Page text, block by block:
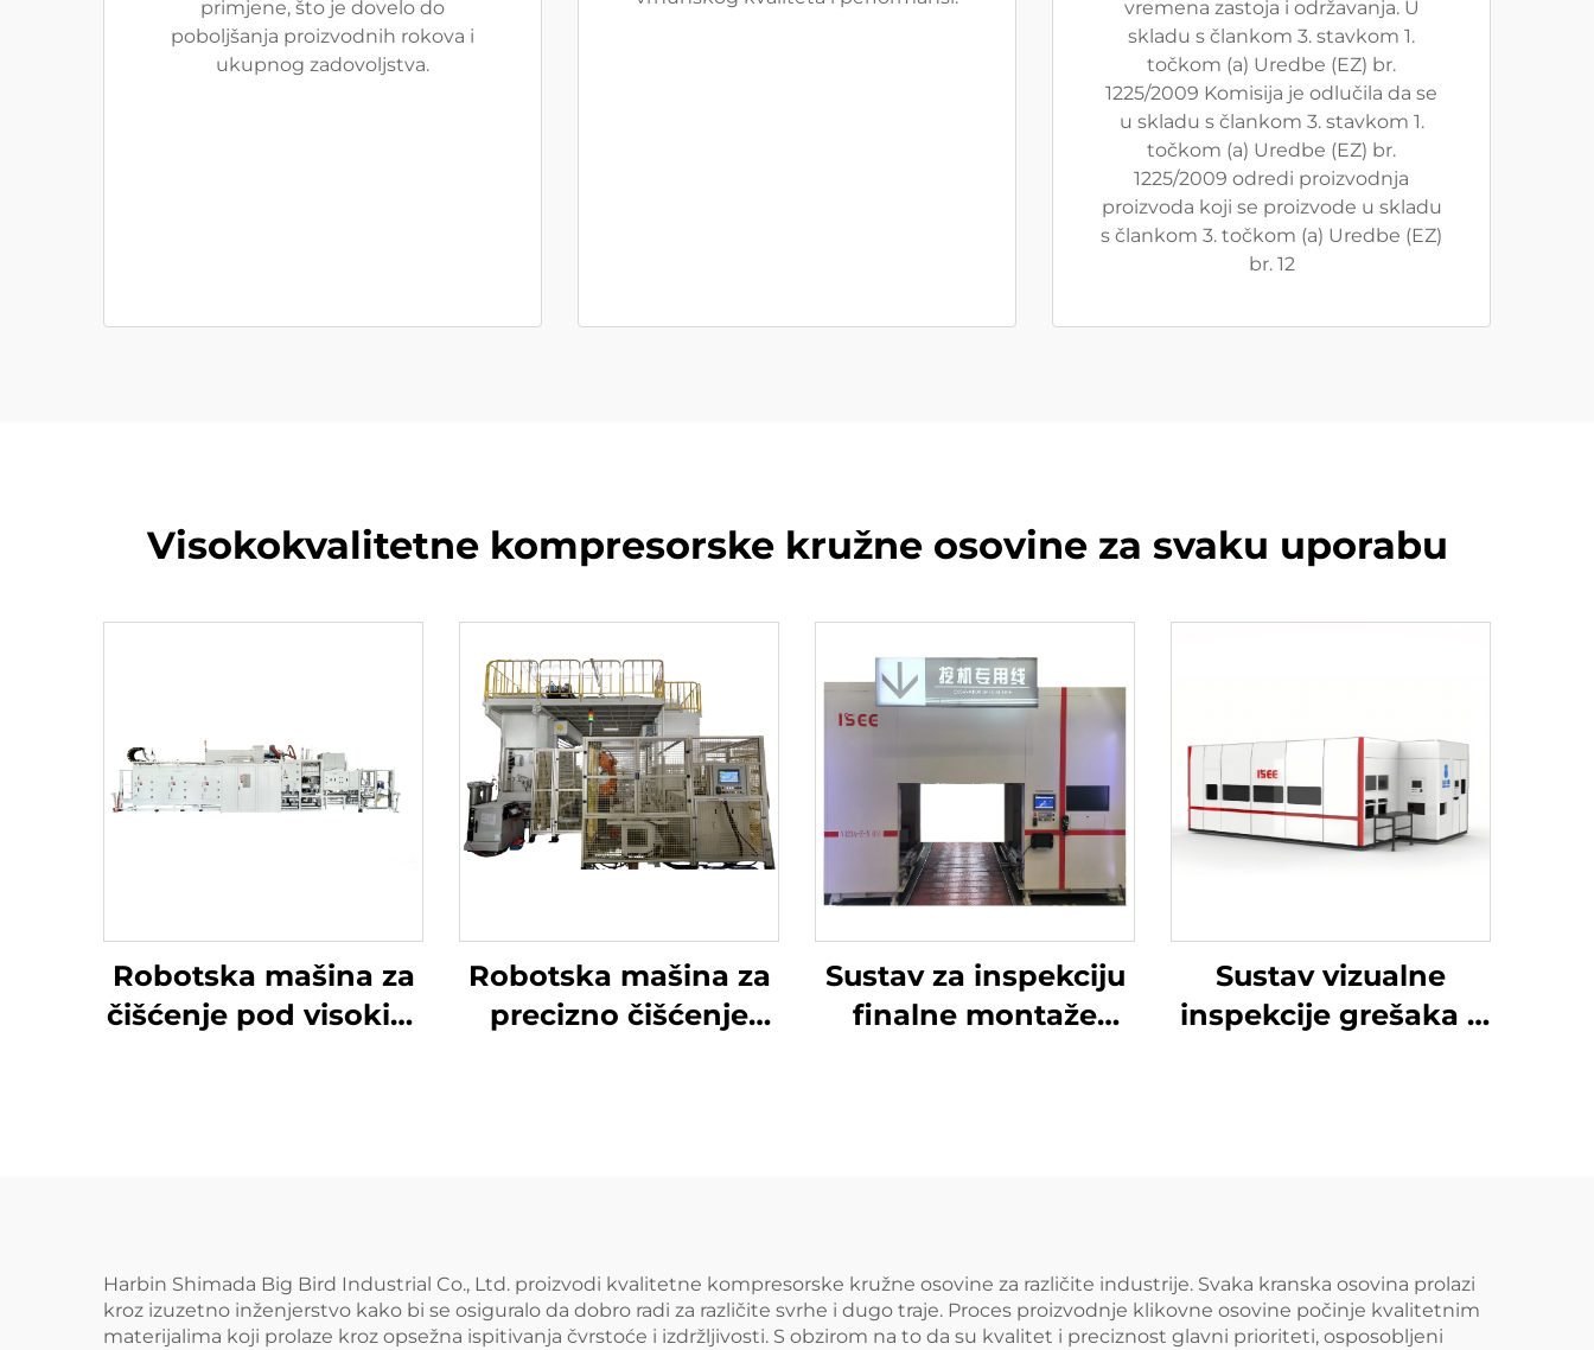
primjene, što je dovelo do
poboljšanja proizvodnih rokova i
ukupnog zadovoljstva.
vremena zastoja i održavanja. U
skladu s člankom 3. stavkom 1.
točkom (a) Uredbe (EZ) br.
1225/2009 Komisija je odlučila da se
u skladu s člankom 3. stavkom 1.
točkom (a) Uredbe (EZ) br.
1225/2009 odredi proizvodnja
proizvoda koji se proizvode u skladu
s člankom 3. točkom (a) Uredbe (EZ)
br. 12
Visokokvalitetne kompresorske kružne osovine za svaku uporabu
Robotska mašina za
čišćenje pod visokim
Robotska mašina za
precizno čišćenje
Sustav za inspekciju
finalne montaže
Sustav vizualne
inspekcije grešaka –
Harbin Shimada Big Bird Industrial Co., Ltd. proizvodi kvalitetne kompresorske kružne osovine za različite industrije. Svaka kranska osovina prolazi
kroz izuzetno inženjerstvo kako bi se osiguralo da dobro radi za različite svrhe i dugo traje. Proces proizvodnje klikovne osovine počinje kvalitetnim
materijalima koji prolaze kroz opsežna ispitivanja čvrstoće i izdržljivosti. S obzirom na to da su kvalitet i preciznost glavni prioriteti, osposobljeni